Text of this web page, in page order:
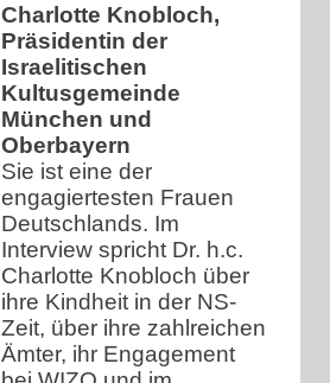
Charlotte Knobloch,
Präsidentin der
Israelitischen
Kultusgemeinde
München und
Oberbayern
Sie ist eine der
engagiertesten Frauen
Deutschlands. Im
Interview spricht Dr. h.c.
Charlotte Knobloch über
ihre Kindheit in der NS-
Zeit, über ihre zahlreichen
Ämter, ihr Engagement